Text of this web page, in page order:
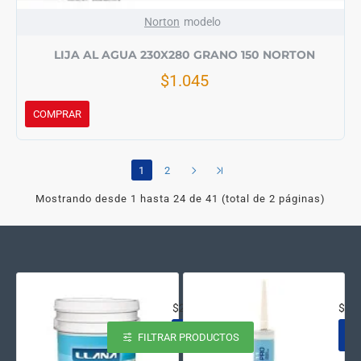
Norton modelo
LIJA AL AGUA 230X280 GRANO 150 NORTON
$1.045
COMPRAR
1 2
Mostrando desde 1 hasta 24 de 41 (total de 2 páginas)
$231.645
FILTRAR PRODUCTOS